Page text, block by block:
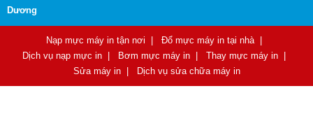
Dương
Nạp mực máy in tận nơi Đổ mực máy in tại nhà|
Dịch vụ nạp mực in| Bơm mực máy in| Thay mực máy in|
Sửa máy in| Dịch vụ sửa chữa máy in